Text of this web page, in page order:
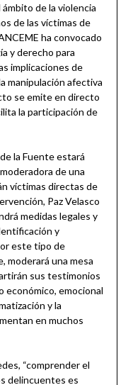
de la violencia
de las víctimas de
ha convocado
y derecho para
implicaciones de
manipulación afectiva
se emite en directo
la participación de
la Fuente estará
de una
víctimas directas de
Paz Velasco
medidas legales y
y
este tipo de
moderará una mesa
sus testimonios
económico, emocional
y la
en muchos
“comprender el
delincuentes es